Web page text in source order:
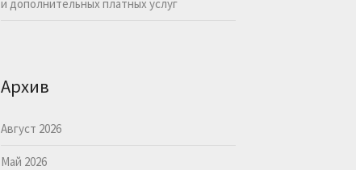
и дополнительных платных услуг
Архив
Август 2026
Май 2026